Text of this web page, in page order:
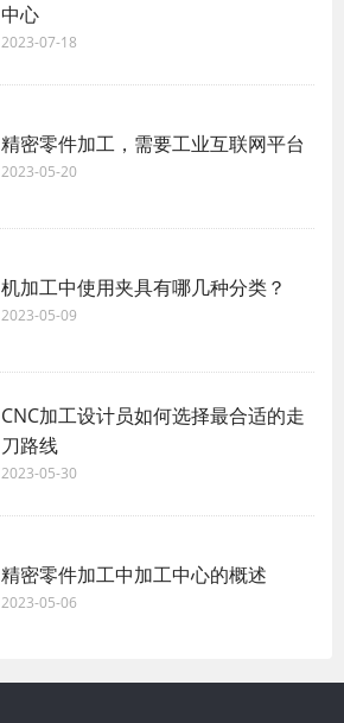
中心
2023-07-18
精密零件加工，需要工业互联网平台
2023-05-20
机加工中使用夹具有哪几种分类？
2023-05-09
CNC加工设计员如何选择最合适的走
刀路线
2023-05-30
精密零件加工中加工中心的概述
2023-05-06